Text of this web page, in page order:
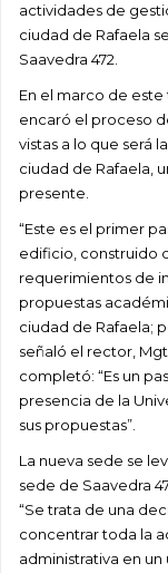
actividades de
ciudad de Rafaela
Saavedra 472.
En el marco de
encaró el proceso
vistas a lo que será
ciudad de Rafaela,
presente.
“Este es el primer
edificio, construido
requerimientos de
propuestas
ciudad de Rafaela;
señaló el rector,
completó: “Es un
presencia de la
sus propuestas”.
La nueva sede se
sede de Saavedra
“Se trata de una
concentrar toda la
administrativa en